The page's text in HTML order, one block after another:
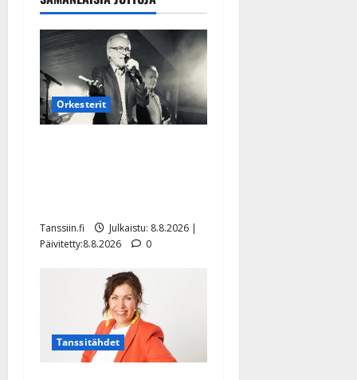
Orkesterit
Tanssiin.fi
Julkaistu: 8.8.2026 |
Päivitetty:8.8.2026
0
Tanssitähdet